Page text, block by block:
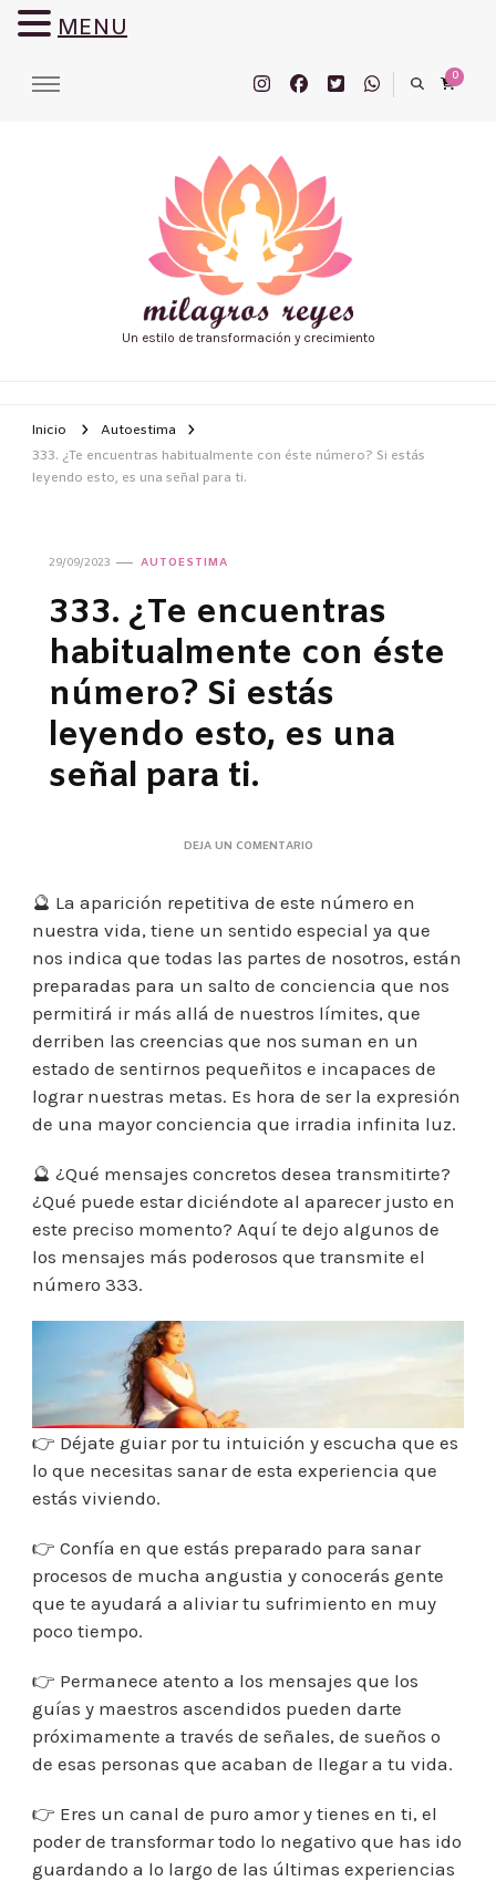
0
Un estilo de transformación y crecimiento
Inicio
Autoestima
333. ¿Te encuentras habitualmente con éste número? Si estás
leyendo esto, es una señal para ti.
29/09/2023 AUTOESTIMA
333. ¿Te encuentras
habitualmente con éste
número? Si estás
leyendo esto, es una
señal para ti.
DEJA UN COMENTARIOEN
ENCUENTRAS
CON
ÉSTE
NÚMERO?
SI
ESTÁS
ESTO,
ES
PARA
🔮 La aparición repetitiva de este número en
nuestra vida, tiene un sentido especial ya que
nos indica que todas las partes de nosotros, están
preparadas para un salto de conciencia que nos
permitirá ir más allá de nuestros límites, que
derriben las creencias que nos suman en un
estado de sentirnos pequeñitos e incapaces de
lograr nuestras metas. Es hora de ser la expresión
de una mayor conciencia que irradia infinita luz.
🔮 ¿Qué mensajes concretos desea transmitirte?
¿Qué puede estar diciéndote al aparecer justo en
este preciso momento? Aquí te dejo algunos de
los mensajes más poderosos que transmite el
número 333.
👉 Déjate guiar por tu intuición y escucha que es
lo que necesitas sanar de esta experiencia que
estás viviendo.
👉 Confía en que estás preparado para sanar
procesos de mucha angustia y conocerás gente
que te ayudará a aliviar tu sufrimiento en muy
poco tiempo.
👉 Permanece atento a los mensajes que los
guías y maestros ascendidos pueden darte
próximamente a través de señales, de sueños o
de esas personas que acaban de llegar a tu vida.
👉 Eres un canal de puro amor y tienes en ti, el
poder de transformar todo lo negativo que has ido
guardando a lo largo de las últimas experiencias
MENU